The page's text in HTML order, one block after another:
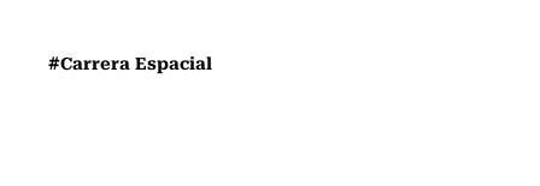
#Carrera Espacial